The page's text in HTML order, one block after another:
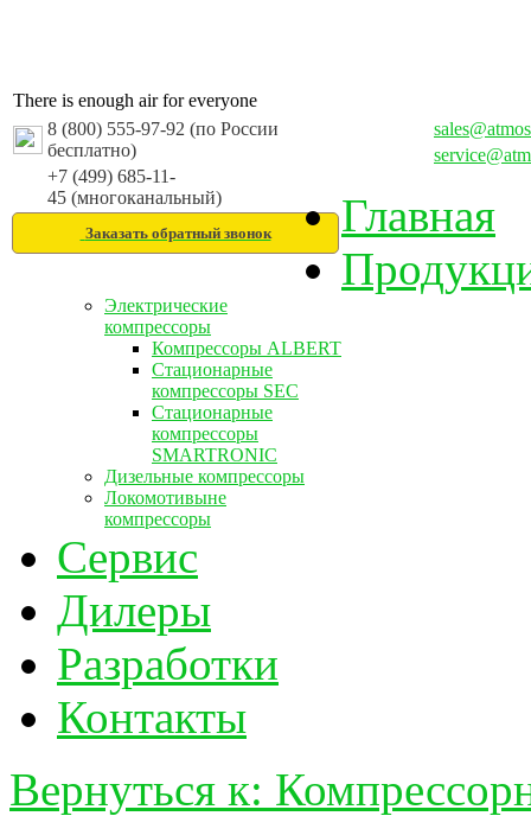
There is enough air for everyone
8 (800) 555-97-92 (по России
бесплатно)
+7 (499) 685-11-
45 (многоканальный)
Заказать обратный звонок
Главная
Электрические
компрессоры
Компрессоры ALBERT
Стационарные
компрессоры SEC
Стационарные
компрессоры
SMARTRONIC
Дизельные компрессоры
Локомотивыне
компрессоры
Сервис
Дилеры
Разработки
Контакты
Вернуться к: